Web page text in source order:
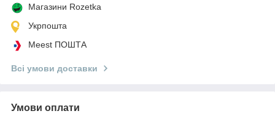
Магазини Rozetka
Укрпошта
Meest ПОШТА
Всі умови доставки
Умови оплати